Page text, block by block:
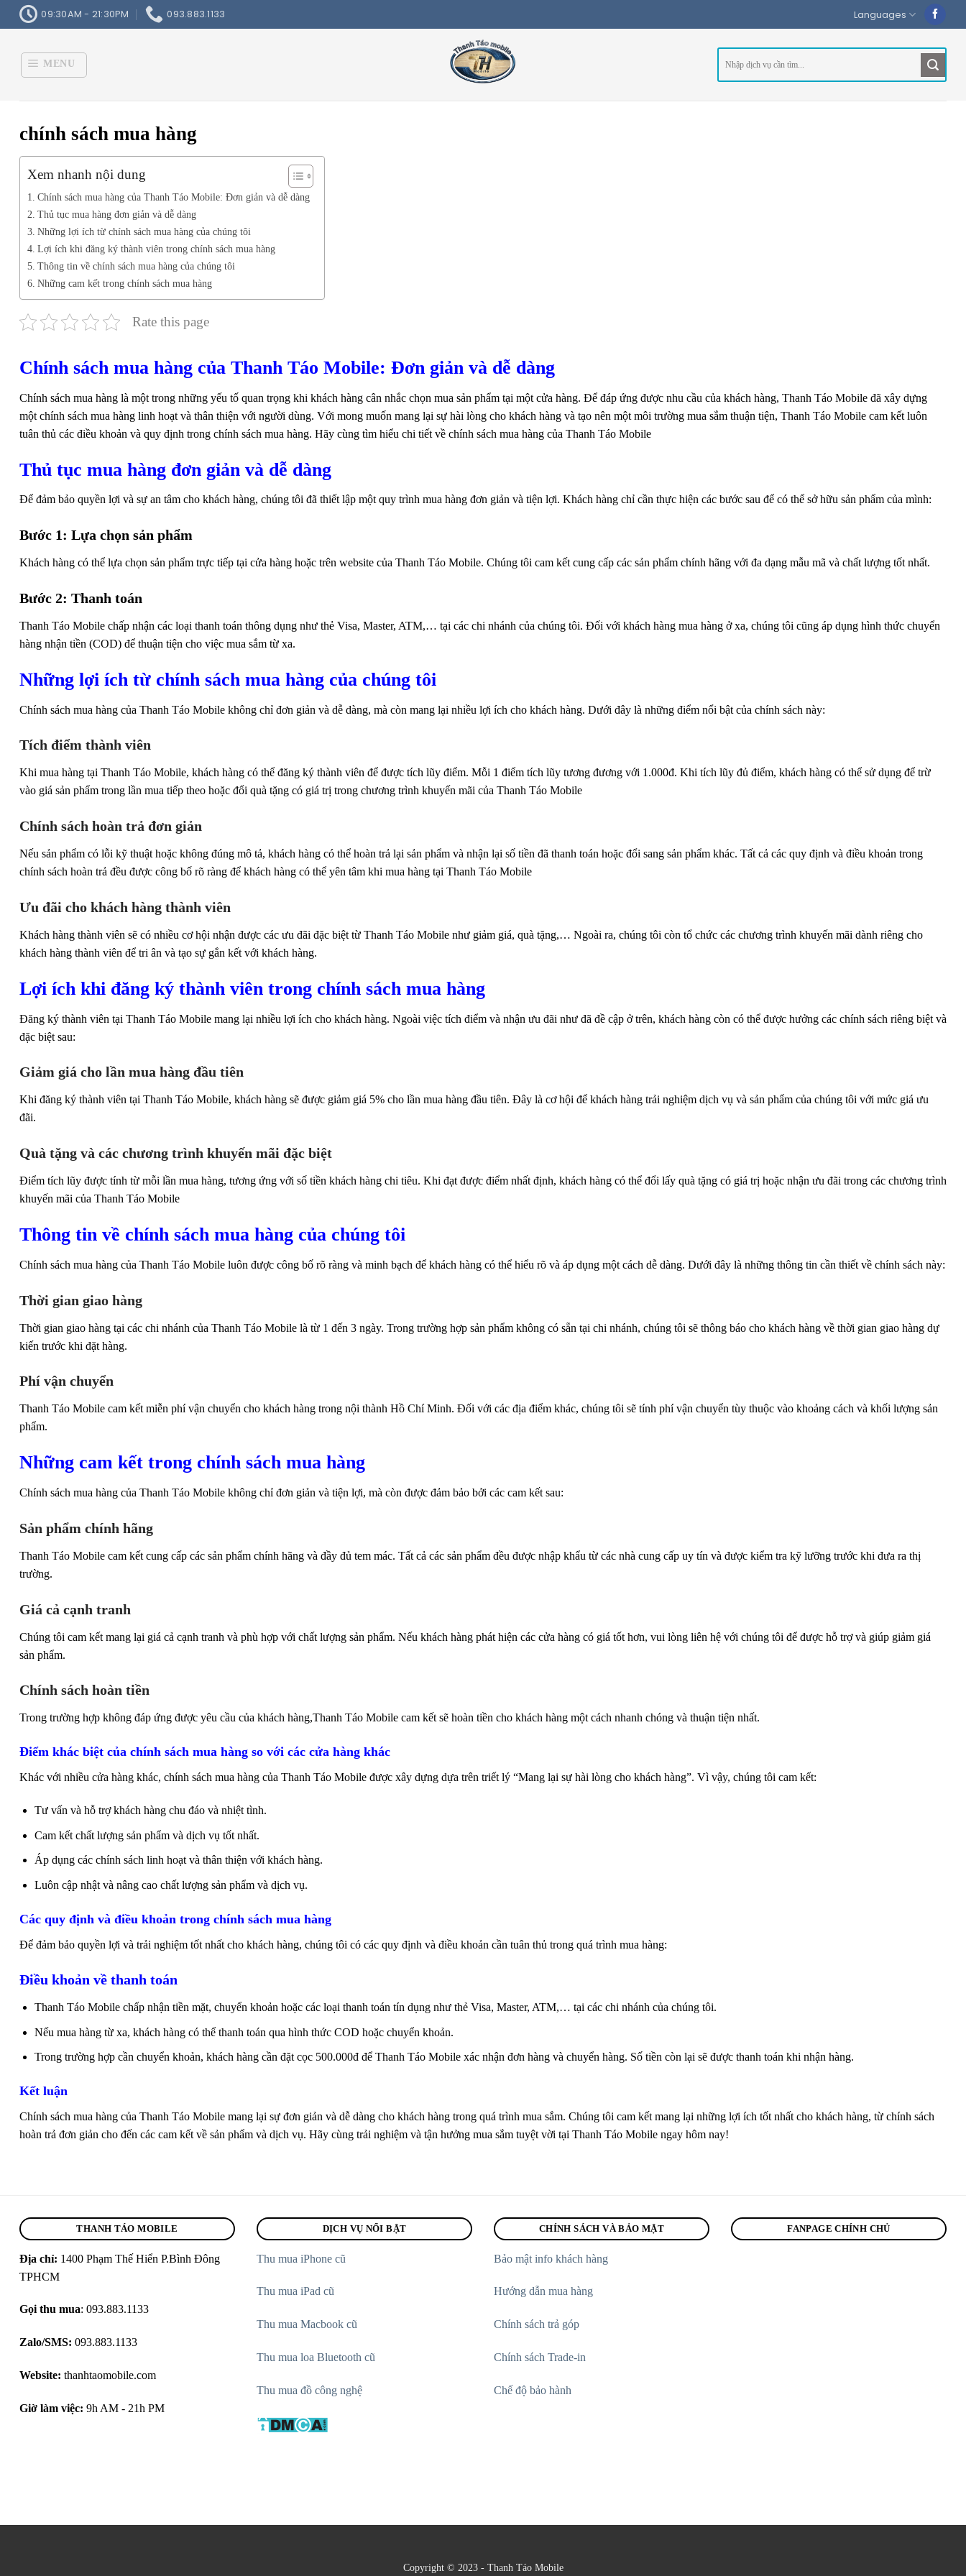
Skip
to
09:30AM - 21:30PM 093.883.1133 Languages
MENU
chính sách mua hàng
Xem nhanh nội dung
Chính sách mua hàng của Thanh Táo Mobile: Đơn giản và dễ dàng
Thủ tục mua hàng đơn giản và dễ dàng
Những lợi ích từ chính sách mua hàng của chúng tôi
Lợi ích khi đăng ký thành viên trong chính sách mua hàng
Thông tin về chính sách mua hàng của chúng tôi
Những cam kết trong chính sách mua hàng
Rate this page
Chính sách mua hàng của Thanh Táo Mobile: Đơn giản và dễ dàng
Chính sách mua hàng là một trong những yếu tố quan trọng khi khách hàng cân nhắc chọn mua sản phẩm tại một cửa hàng. Để đáp ứng được nhu cầu của khách hàng, Thanh Táo Mobile đã xây dựng
một chính sách mua hàng linh hoạt và thân thiện với người dùng. Với mong muốn mang lại sự hài lòng cho khách hàng và tạo nên một môi trường mua sắm thuận tiện, Thanh Táo Mobile cam kết luôn
tuân thủ các điều khoản và quy định trong chính sách mua hàng. Hãy cùng tìm hiểu chi tiết về chính sách mua hàng của Thanh Táo Mobile
Thủ tục mua hàng đơn giản và dễ dàng
Để đảm bảo quyền lợi và sự an tâm cho khách hàng, chúng tôi đã thiết lập một quy trình mua hàng đơn giản và tiện lợi. Khách hàng chỉ cần thực hiện các bước sau để có thể sở hữu sản phẩm của mình:
Bước 1: Lựa chọn sản phẩm
Khách hàng có thể lựa chọn sản phẩm trực tiếp tại cửa hàng hoặc trên website của Thanh Táo Mobile. Chúng tôi cam kết cung cấp các sản phẩm chính hãng với đa dạng mẫu mã và chất lượng tốt nhất.
Bước 2: Thanh toán
Thanh Táo Mobile chấp nhận các loại thanh toán thông dụng như thẻ Visa, Master, ATM,… tại các chi nhánh của chúng tôi. Đối với khách hàng mua hàng ở xa, chúng tôi cũng áp dụng hình thức chuyển
hàng nhận tiền (COD) để thuận tiện cho việc mua sắm từ xa.
Những lợi ích từ chính sách mua hàng của chúng tôi
Chính sách mua hàng của Thanh Táo Mobile không chỉ đơn giản và dễ dàng, mà còn mang lại nhiều lợi ích cho khách hàng. Dưới đây là những điểm nổi bật của chính sách này:
Tích điểm thành viên
Khi mua hàng tại Thanh Táo Mobile, khách hàng có thể đăng ký thành viên để được tích lũy điểm. Mỗi 1 điểm tích lũy tương đương với 1.000đ. Khi tích lũy đủ điểm, khách hàng có thể sử dụng để trừ
vào giá sản phẩm trong lần mua tiếp theo hoặc đổi quà tặng có giá trị trong chương trình khuyến mãi của Thanh Táo Mobile
Chính sách hoàn trả đơn giản
Nếu sản phẩm có lỗi kỹ thuật hoặc không đúng mô tả, khách hàng có thể hoàn trả lại sản phẩm và nhận lại số tiền đã thanh toán hoặc đổi sang sản phẩm khác. Tất cả các quy định và điều khoản trong
chính sách hoàn trả đều được công bố rõ ràng để khách hàng có thể yên tâm khi mua hàng tại Thanh Táo Mobile
Ưu đãi cho khách hàng thành viên
Khách hàng thành viên sẽ có nhiều cơ hội nhận được các ưu đãi đặc biệt từ Thanh Táo Mobile như giảm giá, quà tặng,… Ngoài ra, chúng tôi còn tổ chức các chương trình khuyến mãi dành riêng cho
khách hàng thành viên để tri ân và tạo sự gắn kết với khách hàng.
Lợi ích khi đăng ký thành viên trong chính sách mua hàng
Đăng ký thành viên tại Thanh Táo Mobile mang lại nhiều lợi ích cho khách hàng. Ngoài việc tích điểm và nhận ưu đãi như đã đề cập ở trên, khách hàng còn có thể được hưởng các chính sách riêng biệt và
đặc biệt sau:
Giảm giá cho lần mua hàng đầu tiên
Khi đăng ký thành viên tại Thanh Táo Mobile, khách hàng sẽ được giảm giá 5% cho lần mua hàng đầu tiên. Đây là cơ hội để khách hàng trải nghiệm dịch vụ và sản phẩm của chúng tôi với mức giá ưu
đãi.
Quà tặng và các chương trình khuyến mãi đặc biệt
Điểm tích lũy được tính từ mỗi lần mua hàng, tương ứng với số tiền khách hàng chi tiêu. Khi đạt được điểm nhất định, khách hàng có thể đổi lấy quà tặng có giá trị hoặc nhận ưu đãi trong các chương trình
khuyến mãi của Thanh Táo Mobile
Thông tin về chính sách mua hàng của chúng tôi
Chính sách mua hàng của Thanh Táo Mobile luôn được công bố rõ ràng và minh bạch để khách hàng có thể hiểu rõ và áp dụng một cách dễ dàng. Dưới đây là những thông tin cần thiết về chính sách này:
Thời gian giao hàng
Thời gian giao hàng tại các chi nhánh của Thanh Táo Mobile là từ 1 đến 3 ngày. Trong trường hợp sản phẩm không có sẵn tại chi nhánh, chúng tôi sẽ thông báo cho khách hàng về thời gian giao hàng dự
kiến trước khi đặt hàng.
Phí vận chuyển
Thanh Táo Mobile cam kết miễn phí vận chuyển cho khách hàng trong nội thành Hồ Chí Minh. Đối với các địa điểm khác, chúng tôi sẽ tính phí vận chuyển tùy thuộc vào khoảng cách và khối lượng sản
phẩm.
Những cam kết trong chính sách mua hàng
Chính sách mua hàng của Thanh Táo Mobile không chỉ đơn giản và tiện lợi, mà còn được đảm bảo bởi các cam kết sau:
Sản phẩm chính hãng
Thanh Táo Mobile cam kết cung cấp các sản phẩm chính hãng và đầy đủ tem mác. Tất cả các sản phẩm đều được nhập khẩu từ các nhà cung cấp uy tín và được kiểm tra kỹ lưỡng trước khi đưa ra thị
trường.
Giá cả cạnh tranh
Chúng tôi cam kết mang lại giá cả cạnh tranh và phù hợp với chất lượng sản phẩm. Nếu khách hàng phát hiện các cửa hàng có giá tốt hơn, vui lòng liên hệ với chúng tôi để được hỗ trợ và giúp giảm giá
sản phẩm.
Chính sách hoàn tiền
Trong trường hợp không đáp ứng được yêu cầu của khách hàng,Thanh Táo Mobile cam kết sẽ hoàn tiền cho khách hàng một cách nhanh chóng và thuận tiện nhất.
Điểm khác biệt của chính sách mua hàng so với các cửa hàng khác
Khác với nhiều cửa hàng khác, chính sách mua hàng của Thanh Táo Mobile được xây dựng dựa trên triết lý “Mang lại sự hài lòng cho khách hàng”. Vì vậy, chúng tôi cam kết:
Tư vấn và hỗ trợ khách hàng chu đáo và nhiệt tình.
Cam kết chất lượng sản phẩm và dịch vụ tốt nhất.
Áp dụng các chính sách linh hoạt và thân thiện với khách hàng.
Luôn cập nhật và nâng cao chất lượng sản phẩm và dịch vụ.
Các quy định và điều khoản trong chính sách mua hàng
Để đảm bảo quyền lợi và trải nghiệm tốt nhất cho khách hàng, chúng tôi có các quy định và điều khoản cần tuân thủ trong quá trình mua hàng:
Điều khoản về thanh toán
Thanh Táo Mobile chấp nhận tiền mặt, chuyển khoản hoặc các loại thanh toán tín dụng như thẻ Visa, Master, ATM,… tại các chi nhánh của chúng tôi.
Nếu mua hàng từ xa, khách hàng có thể thanh toán qua hình thức COD hoặc chuyển khoản.
Trong trường hợp cần chuyển khoản, khách hàng cần đặt cọc 500.000đ để Thanh Táo Mobile xác nhận đơn hàng và chuyển hàng. Số tiền còn lại sẽ được thanh toán khi nhận hàng.
Kết luận
Chính sách mua hàng của Thanh Táo Mobile mang lại sự đơn giản và dễ dàng cho khách hàng trong quá trình mua sắm. Chúng tôi cam kết mang lại những lợi ích tốt nhất cho khách hàng, từ chính sách
hoàn trả đơn giản cho đến các cam kết về sản phẩm và dịch vụ. Hãy cùng trải nghiệm và tận hưởng mua sắm tuyệt vời tại Thanh Táo Mobile ngay hôm nay!
THANH TÁO MOBILE
Địa chỉ: 1400 Phạm Thế Hiển P.Bình Đông
TPHCM
Gọi thu mua: 093.883.1133
Zalo/SMS: 093.883.1133
Website: thanhtaomobile.com
Giờ làm việc: 9h AM - 21h PM
DỊCH VỤ NỔI BẬT
Thu mua iPhone cũ
Thu mua iPad cũ
Thu mua Macbook cũ
Thu mua loa Bluetooth cũ
Thu mua đồ công nghệ
CHÍNH SÁCH VÀ BẢO MẬT
Bảo mật info khách hàng
Hướng dẫn mua hàng
Chính sách trả góp
Chính sách Trade-in
Chế độ bảo hành
FANPAGE CHÍNH CHỦ
Copyright © 2023 - Thanh Táo Mobile